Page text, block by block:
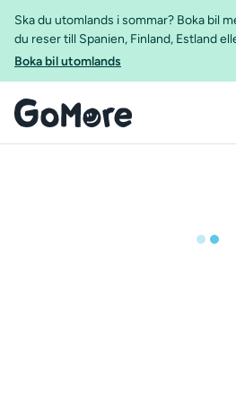
Ska du utomlands i sommar? Boka bil
du reser till Spanien, Finland, Estland
Boka bil utomlands